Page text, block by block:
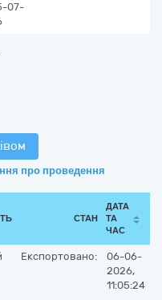
07-
про проведення
СТАН
ДАТА
ТА
ЧАС
Експортовано:
06-06-
2026,
11:05:24